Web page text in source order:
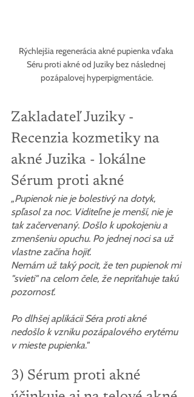
Rýchlejšia regenerácia akné pupienka vďaka
Séru proti akné od Juziky bez následnej
pozápalovej hyperpigmentácie.
Zakladateľ Juziky -
Recenzia kozmetiky na
akné Juzika - lokálne
Sérum proti akné
„Pupienok nie je bolestivý na dotyk,
spľasol za noc. Viditeľne je menší, nie je
tak začervenaný. Došlo k upokojeniu a
zmenšeniu opuchu. Po jednej noci sa už
vlastne začína hojiť.
Nemám už taký pocit, že ten pupienok mi
"svieti" na celom čele, že nepriťahuje takú
pozornosť.
Po dlhšej aplikácii Séra proti akné
nedošlo k vzniku pozápalového erytému
v mieste pupienka."
3) Sérum proti akné